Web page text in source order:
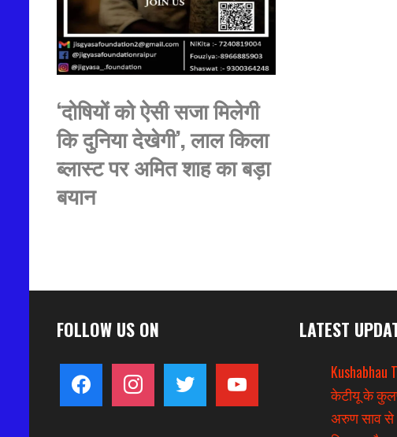
‘दोषियों को ऐसी सजा मिलेगी
कि दुनिया देखेगी’, लाल किला
ब्लास्ट पर अमित शाह का बड़ा
बयान
FOLLOW US ON
facebook instagram twitter youtube
LATEST
Kushabhau
केटीयू के
अरुण साव से